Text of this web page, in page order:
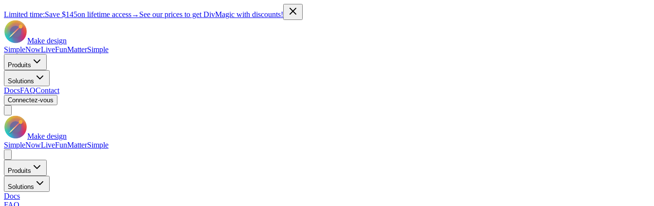
Limited time:Save $145on lifetime access→ See our prices to get DivMagic with discounts!
Make design
SimpleNowLiveFunMatterSimple
Produits
Solutions
DocsFAQContact
Connectez-vous
Make design
SimpleNowLiveFunMatterSimple
Produits
Solutions
Docs